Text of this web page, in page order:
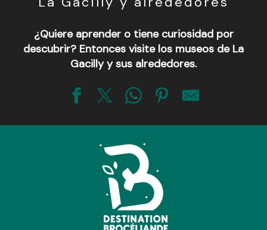
¿Quiere aprender o tiene curiosidad por
descubrir? Entonces visite los museos de La
Gacilly y sus alrededores.
Maison Yves Rocher - Musée Immersif Yves Rocher